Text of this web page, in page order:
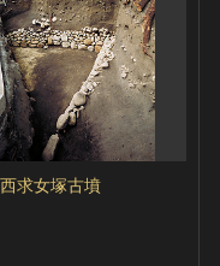
西求女塚古墳